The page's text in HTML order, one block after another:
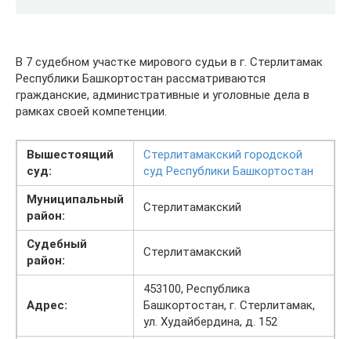
В 7 судебном участке мирового судьи в г. Стерлитамак
Республики Башкортостан рассматриваются
гражданские, административные и уголовные дела в
рамках своей компетенции.
Вышестоящий
суд:
Стерлитамакский городской
суд Республики Башкортостан
Муниципальный
район:
Стерлитамакский
Судебный
район:
Стерлитамакский
Адрес:
453100, Республика
Башкортостан, г. Стерлитамак,
ул. Худайбердина, д. 152